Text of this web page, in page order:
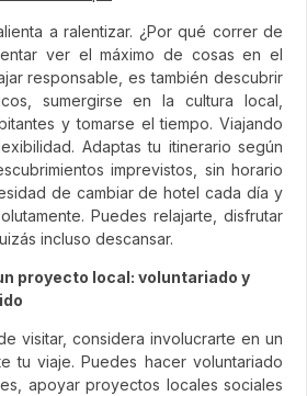
a ralentizar. ¿Por qué correr de
ver el máximo de cosas en el
responsable, es también descubrir
sumergirse en la cultura local,
y tomarse el tiempo. Viajando
Adaptas tu itinerario según
imprevistos, sin horario
de cambiar de hotel cada día y
Puedes relajarte, disfrutar
incluso descansar.
proyecto local: voluntariado y
visitar, considera involucrarte en un
tu viaje. Puedes hacer voluntariado
apoyar proyectos locales sociales